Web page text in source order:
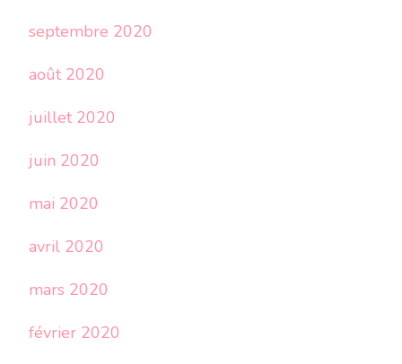
septembre 2020
août 2020
juillet 2020
juin 2020
mai 2020
avril 2020
mars 2020
février 2020